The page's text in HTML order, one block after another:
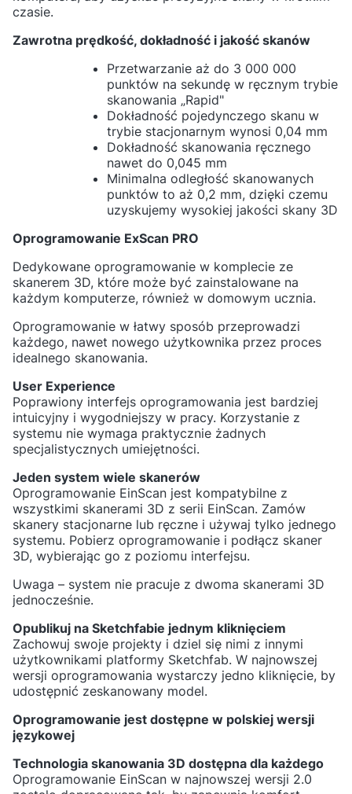
czasie.
Zawrotna prędkość, dokładność i jakość skanów
Przetwarzanie aż do 3 000 000
punktów na sekundę w ręcznym trybie
skanowania „Rapid"
Dokładność pojedynczego skanu w
trybie stacjonarnym wynosi 0,04 mm
Dokładność skanowania ręcznego
nawet do 0,045 mm
Minimalna odległość skanowanych
punktów to aż 0,2 mm, dzięki czemu
uzyskujemy wysokiej jakości skany 3D
Oprogramowanie ExScan PRO
Dedykowane oprogramowanie w komplecie ze
skanerem 3D, które może być zainstalowane na
każdym komputerze, również w domowym ucznia.
Oprogramowanie w łatwy sposób przeprowadzi
każdego, nawet nowego użytkownika przez proces
idealnego skanowania.
User Experience
Poprawiony interfejs oprogramowania jest bardziej
intuicyjny i wygodniejszy w pracy. Korzystanie z
systemu nie wymaga praktycznie żadnych
specjalistycznych umiejętności.
Jeden system wiele skanerów
Oprogramowanie EinScan jest kompatybilne z
wszystkimi skanerami 3D z serii EinScan. Zamów
skanery stacjonarne lub ręczne i używaj tylko jednego
systemu. Pobierz oprogramowanie i podłącz skaner
3D, wybierając go z poziomu interfejsu.
Uwaga – system nie pracuje z dwoma skanerami 3D
jednocześnie.
Opublikuj na Sketchfabie jednym kliknięciem
Zachowuj swoje projekty i dziel się nimi z innymi
użytkownikami platformy Sketchfab. W najnowszej
wersji oprogramowania wystarczy jedno kliknięcie, by
udostępnić zeskanowany model.
Oprogramowanie jest dostępne w polskiej wersji
językowej
Technologia skanowania 3D dostępna dla każdego
Oprogramowanie EinScan w najnowszej wersji 2.0